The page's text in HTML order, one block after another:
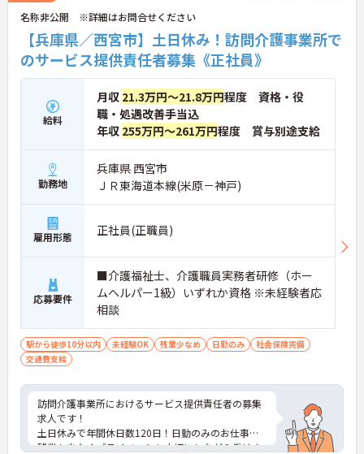
名称非公開 ※詳細はお問合せください
【兵庫県／西宮市】土日休み！訪問介護事業所で
のサービス提供責任者募集《正社員》
給料
月収 21.3万円～21.8万円程度 資格・役
職・処遇改善手当込
年収 255万円～261万円程度 賞与別途支給
勤務地
兵庫県 西宮市
ＪＲ東海道本線(米原－神戸)
雇用形態 正社員(正職員)
応募要件
■介護福祉士、介護職員実務者研修（ホー
ムヘルパー1級）いずれか資格 ※未経験者応
相談
駅から徒歩10分以内 未経験OK 残業少なめ 日勤のみ
社会保険完備
交通費支給
訪問介護事業所におけるサービス提供責任者の募集
求人です！
土日休みで年間休日数120日！日勤のみのお仕事で
残業も少なくプライベートも大切にしながら働けま